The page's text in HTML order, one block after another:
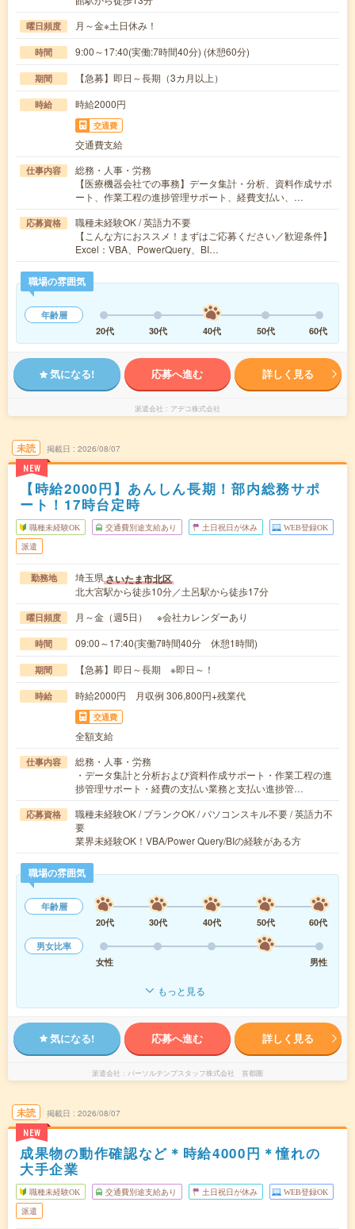
曜日頻度 月～金※土日休み！
時間 9:00～17:40(実働:7時間40分) (休憩60分)
期間 【急募】即日～長期（3カ月以上）
時給 時給2000円
交通費
交通費支給
仕事内容
総務・人事・労務
【医療機器会社での事務】データ集計・分析、資料作成サポ
ート、作業工程の進捗管理サポート、経費支払い、…
応募資格
職種未経験OK / 英語力不要
【こんな方におススメ！まずはご応募ください／歓迎条件】
Excel：VBA、PowerQuery、BI…
職場の雰囲気
年齢層
20代
30代 40代 50代 60代
気になる! 応募へ進む 詳しく見る
派遣会社 アデコ株式会社
未読
NEW
掲載日 2026/08/07
【時給2000円】あんしん長期！部内総務サポ
ート！17時台定時
職種未経験OK 交通費別途支給あり 土日祝日が休み WEB登録OK
派遣
勤務地 埼玉県さいたま市北区
北大宮駅から徒歩10分／土呂駅から徒歩17分
曜日頻度 月～金（週5日） ※会社カレンダーあり
時間 09:00～17:40(実働7時間40分 休憩1時間)
期間 【急募】即日～長期 ※即日～！
時給 時給2000円 月収例 306,800円+残業代
交通費
全額支給
仕事内容
総務・人事・労務
・データ集計と分析および資料作成サポート・作業工程の進
捗管理サポート・経費の支払い業務と支払い進捗管…
応募資格
職種未経験OK / ブランクOK / パソコンスキル不要 / 英語力不
要
業界未経験OK！VBA/Power Query/BIの経験がある方
職場の雰囲気
年齢層
20代
30代 40代 50代
60代
男女比率
女性
男性
もっと見る
気になる! 応募へ進む 詳しく見る
派遣会社 パーソルテンプスタッフ株式会社 首都圏
未読
NEW
掲載日 2026/08/07
成果物の動作確認など＊時給4000円＊憧れの
大手企業
職種未経験OK 交通費別途支給あり 土日祝日が休み WEB登録OK
派遣